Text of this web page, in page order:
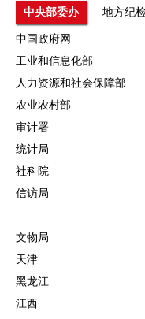
中央部委办 地方纪
中国政府网
工业和信息化部
人力资源和社会保障部
农业农村部
审计署
统计局
社科院
信访局
文物局
天津
黑龙江
江西